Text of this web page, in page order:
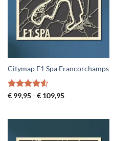
Citymap F1 Spa Francorchamps
Gewaardeerd
€99,95 - €109,95Prijsklasse: